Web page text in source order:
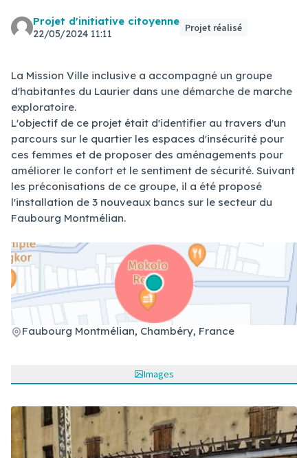
Projet d'initiative citoyenne
22/05/2024 11:11 Projet réalisé
La Mission Ville inclusive a accompagné un groupe
d'habitantes du Laurier dans une démarche de marche
exploratoire.
L'objectif de ce projet était d'identifier au travers d'un
parcours sur le quartier les espaces d'insécurité pour
ces femmes et de proposer des aménagements pour
améliorer le confort et le sentiment de sécurité. Suivant
les préconisations de ce groupe, il a été proposé
l'installation de 3 nouveaux bancs sur le secteur du
Faubourg Montmélian.
Faubourg Montmélian, Chambéry, France
(Lien externe)
Images